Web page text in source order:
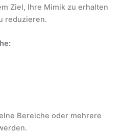
Ziel, Ihre Mimik zu erhalten
reduzieren.
Bereiche oder mehrere